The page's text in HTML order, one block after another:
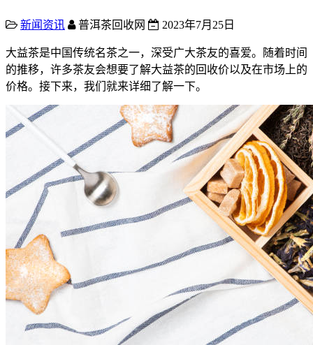
新闻资讯 普洱茶回收网 2023年7月25日
大益茶是中国传统名茶之一，深受广大茶友的喜爱。随着时间
的推移，许多茶友会想要了解大益茶的回收价以及在市场上的
价格。接下来，我们就来详细了解一下。